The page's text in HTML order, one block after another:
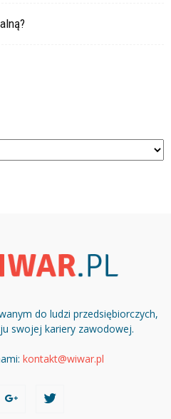
do ludzi przedsiębiorczych,
swojej kariery zawodowej.
kontakt@wiwar.pl